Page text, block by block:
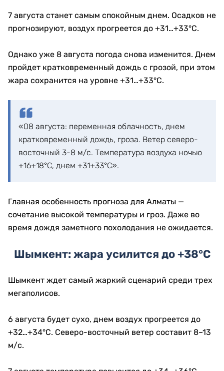
7 августа станет самым спокойным днем. Осадков не
прогнозируют, воздух прогреется до +31…+33°C.
Однако уже 8 августа погода снова изменится. Днем
пройдет кратковременный дождь с грозой, при этом
жара сохранится на уровне +31…+33°C.
«08 августа: переменная облачность, днем
кратковременный дождь, гроза. Ветер северо-
восточный 3-8 м/с. Температура воздуха ночью
+16+18°С, днем +31+33°С».
Главная особенность прогноза для Алматы —
сочетание высокой температуры и гроз. Даже во
время дождя заметного похолодания не ожидается.
Шымкент: жара усилится до +38°C
Шымкент ждет самый жаркий сценарий среди трех
мегаполисов.
6 августа будет сухо, днем воздух прогреется до
+32…+34°C. Северо-восточный ветер составит 8–13
м/с.